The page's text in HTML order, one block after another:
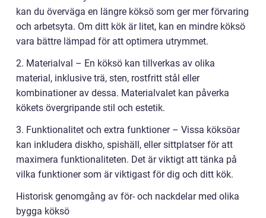
kan du överväga en längre köksö som ger mer förvaring
och arbetsyta. Om ditt kök är litet, kan en mindre köksö
vara bättre lämpad för att optimera utrymmet.
2. Materialval – En köksö kan tillverkas av olika
material, inklusive trä, sten, rostfritt stål eller
kombinationer av dessa. Materialvalet kan påverka
kökets övergripande stil och estetik.
3. Funktionalitet och extra funktioner – Vissa köksöar
kan inkludera diskho, spishäll, eller sittplatser för att
maximera funktionaliteten. Det är viktigt att tänka på
vilka funktioner som är viktigast för dig och ditt kök.
Historisk genomgång av för- och nackdelar med olika
bygga köksö